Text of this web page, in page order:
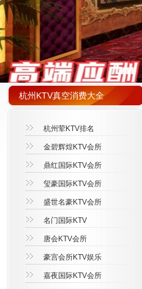
杭州KTV真空消费大全
杭州荤KTV排名
金碧辉煌KTV会所
鼎红国际KTV会所
玺豪国际KTV会所
盛世名豪KTV会所
名门国际KTV
唐会KTV会所
豪宫会所KTV娱乐
嘉夜国际KTV会所